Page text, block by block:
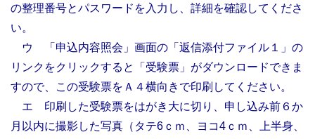
の整理番号とパスワードを入力し、詳細を確認してくださ
い。
ウ 「申込内容照会」画面の「返信添付ファイル１」の
リンクをクリックすると「受験票」がダウンロードできま
すので、この受験票をＡ４横向きで印刷してください。
エ 印刷した受験票をはがき大に切り、申し込み前６か
月以内に撮影した写真（タテ6ｃｍ、ヨコ4ｃｍ、上半身、